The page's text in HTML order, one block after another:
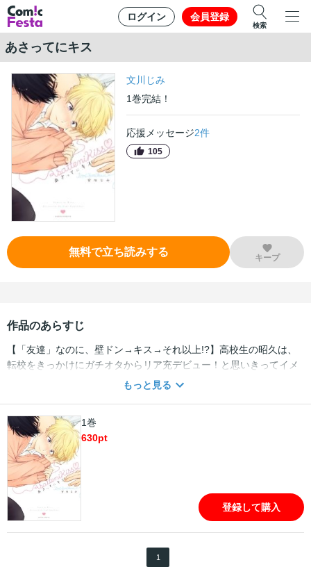
ログイン 会員登録
検索
あさってにキス
文川じみ
1巻完結！
応援メッセージ2件
105
無料で立ち読みする キープ
作品のあらすじ
【「友達」なのに、壁ドン→キス→それ以上!?】高校生の昭久は、
転校をきっかけにガチオタからリア充デビュー！と思いきってイメ
チェン。周囲から一目置かれる、クールな一つ年上の同級生・有と
「友達」でもそれって普通なの――!?
もっと見る
1巻
630pt
登録して購入
1